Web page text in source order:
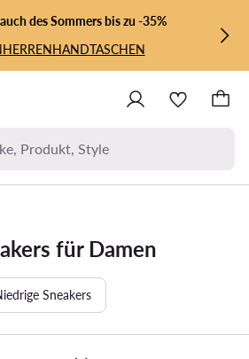
des Sommers bis zu -35%
HERRENHANDTASCHEN
Produkt, Style
für Damen
Sneakers